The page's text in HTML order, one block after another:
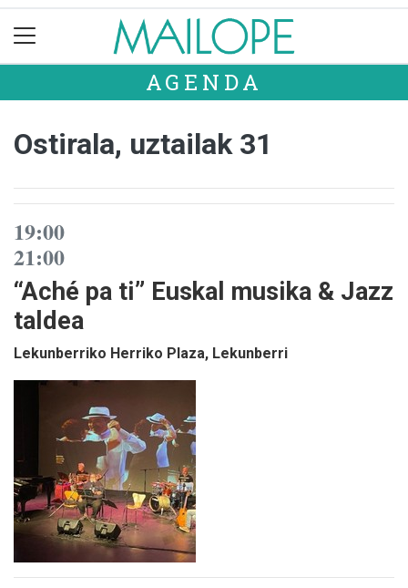
AGENDA
Ostirala, uztailak 31
19:00
21:00
“Aché pa ti” Euskal musika & Jazz
taldea
Lekunberriko Herriko Plaza, Lekunberri